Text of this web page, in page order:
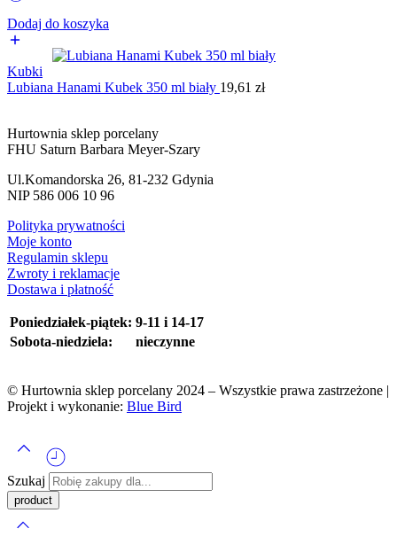
Dodaj do koszyka
Kubki
Lubiana Hanami Kubek 350 ml biały 19,61 zł
Hurtownia sklep porcelany
FHU Saturn Barbara Meyer-Szary
Ul.Komandorska 26, 81-232 Gdynia
NIP 586 006 10 96
Polityka prywatności
Moje konto
Regulamin sklepu
Zwroty i reklamacje
Dostawa i płatność
Poniedziałek-piątek: 9-11 i 14-17
Sobota-niedziela:
nieczynne
© Hurtownia sklep porcelany 2024 – Wszystkie prawa zastrzeżone |
Projekt i wykonanie: Blue Bird
Szukaj